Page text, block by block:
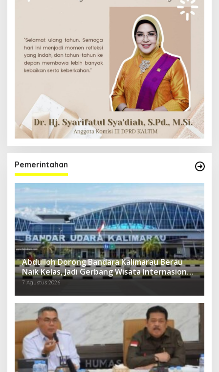
Pemerintahan
Abdulloh Dorong Bandara Kalimarau Berau
Naik Kelas, Jadi Gerbang Wisata Internasional
Kaltim
7 Agustus 2026